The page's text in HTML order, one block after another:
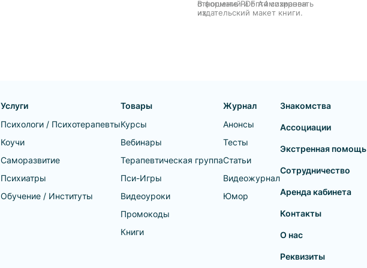
отношений и оптимизировать
их.
В формате PDF A4 сохранен
издательский макет книги.
Услуги
Психологи / Психотерапевты
Коучи
Саморазвитие
Психиатры
Обучение / Институты
Товары
Курсы
Вебинары
Терапевтическая группа
Пси-Игры
Видеоуроки
Промокоды
Книги
Журнал
Анонсы
Тесты
Статьи
Видеожурнал
Юмор
Знакомства
Ассоциации
Экстренная помощь
Сотрудничество
Аренда кабинета
Контакты
О нас
Реквизиты